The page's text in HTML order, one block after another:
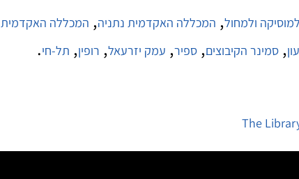
ולמחול, המכללה האקדמית נתניה, המכללה האקדמית
, סמינר הקיבוצים, ספיר, עמק יזרעאל, רופין, תל-חי.
The